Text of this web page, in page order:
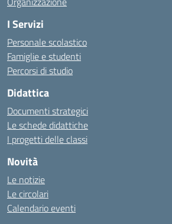
I Servizi
Personale scolastico
Famiglie e studenti
Percorsi di studio
Didattica
Documenti strategici
Le schede didattiche
I progetti delle classi
Novità
Le notizie
Le circolari
Calendario eventi